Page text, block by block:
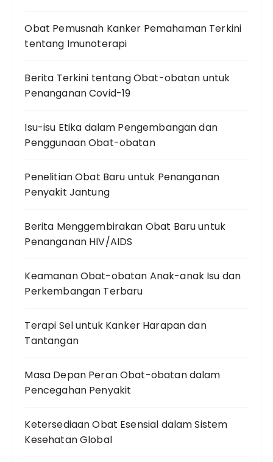
Obat Pemusnah Kanker Pemahaman Terkini
tentang Imunoterapi
Berita Terkini tentang Obat-obatan untuk
Penanganan Covid-19
Isu-isu Etika dalam Pengembangan dan
Penggunaan Obat-obatan
Penelitian Obat Baru untuk Penanganan
Penyakit Jantung
Berita Menggembirakan Obat Baru untuk
Penanganan HIV/AIDS
Keamanan Obat-obatan Anak-anak Isu dan
Perkembangan Terbaru
Terapi Sel untuk Kanker Harapan dan
Tantangan
Masa Depan Peran Obat-obatan dalam
Pencegahan Penyakit
Ketersediaan Obat Esensial dalam Sistem
Kesehatan Global